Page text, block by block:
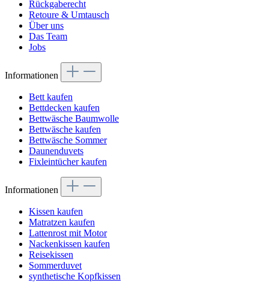
Rückgaberecht
Retoure & Umtausch
Über uns
Das Team
Jobs
Informationen
Bett kaufen
Bettdecken kaufen
Bettwäsche Baumwolle
Bettwäsche kaufen
Bettwäsche Sommer
Daunenduvets
Fixleintücher kaufen
Informationen
Kissen kaufen
Matratzen kaufen
Lattenrost mit Motor
Nackenkissen kaufen
Reisekissen
Sommerduvet
synthetische Kopfkissen